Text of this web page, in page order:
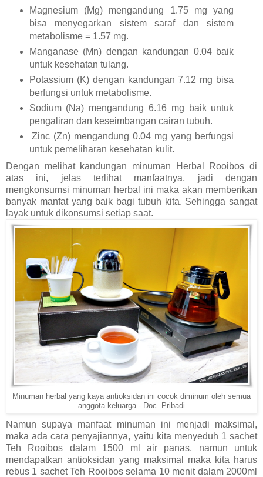
Magnesium (Mg) mengandung 1.75 mg yang
bisa menyegarkan sistem saraf dan sistem
metabolisme = 1.57 mg.
Manganase (Mn) dengan kandungan 0.04 baik
untuk kesehatan tulang.
Potassium (K) dengan kandungan 7.12 mg bisa
berfungsi untuk metabolisme.
Sodium (Na) mengandung 6.16 mg baik untuk
pengaliran dan keseimbangan cairan tubuh.
Zinc (Zn) mengandung 0.04 mg yang berfungsi
untuk pemeliharan kesehatan kulit.
Dengan melihat kandungan minuman Herbal Rooibos di
atas ini, jelas terlihat manfaatnya, jadi dengan
mengkonsumsi minuman herbal ini maka akan memberikan
banyak manfat yang baik bagi tubuh kita. Sehingga sangat
layak untuk dikonsumsi setiap saat.
Minuman herbal yang kaya antioksidan ini cocok diminum oleh semua
anggota keluarga - Doc. Pribadi
Namun supaya manfaat minuman ini menjadi maksimal,
maka ada cara penyajiannya, yaitu kita menyeduh 1 sachet
Teh Rooibos dalam 1500 ml air panas, namun untuk
mendapatkan antioksidan yang maksimal maka kita harus
rebus 1 sachet Teh Rooibos selama 10 menit dalam 2000ml